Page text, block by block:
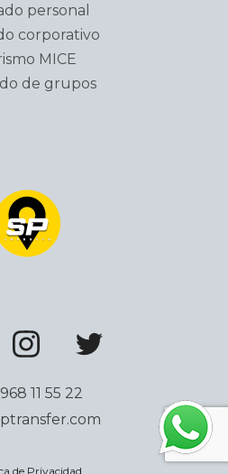
personal
corporativo
MICE
de grupos
11 55 22
de Privacidad